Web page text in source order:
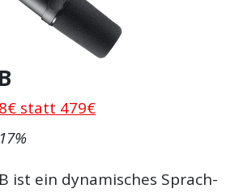
statt 479€
ist ein dynamisches Sprach-